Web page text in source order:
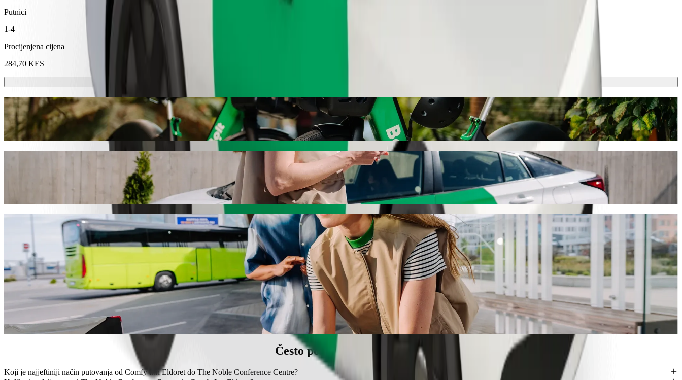
Putnici
1-4
Procijenjena cijena
284,70 KES
Romobili ili e-bicikli
Kreći se po Kitale sa skuterima ili e-biciklima
Preuzmi aplikaciju Bolt
Dođi od Comfy Inn Eldoret do The Noble Conference Centre s Bolt vožnjom na zahtjev
Preporučujemo da odabereš Bolt vožnju na zahtjev ako tražiš najbolju cijenu za dolazak do The Noble Conference Centre. Korištenjem Bolta, ovo putovanje će trajati oko 11 min i koštati otprilike 284,70 KES
KES. Bez obzira na priliku, pronaći ćemo savršeno vozilo za tebe.
Bolt usluge za dolazak od Comfy Inn Eldoret do The Noble Conference Centre
Puno prtljage? Rezerviraj naše XL kombije za do 6 osoba.
Želiš stići u stilu? Isprobaj Boltove premium automobile.
Putuješ s djecom? Naruči vožnju prilagođenu djeci s pomoćnom sjedalicom.
Tvoj ljubimac ide s tobom? Isprobaj naše vožnje prilagođene kućnim ljubimcima.
Trebaš dodatnu pomoć? Naša kategorija pomoći nudi vozila pristupačna osobama u invalidskim kolicima.
Povoljne vožnje? Uživaj u kompaktnim automobilima po nižoj cijeni uz Bolt.
Preuzmi aplikaciju Bolt
Često postavljana pitanja
Koji je najjeftiniji način putovanja od Comfy Inn Eldoret do The Noble Conference Centre?